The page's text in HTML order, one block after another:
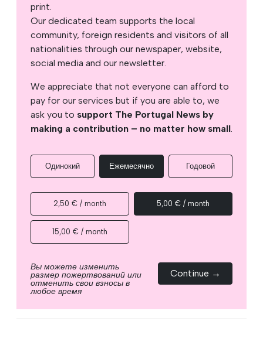
print.
Our dedicated team supports the local
community, foreign residents and visitors of all
nationalities through our newspaper, website,
social media and our newsletter.
We appreciate that not everyone can afford to
pay for our services but if you are able to, we
ask you to support The Portugal News by
making a contribution – no matter how small.
Одинокий Ежемесячно Годовой
2,50 € / month 5,00 € / month
15,00 € / month
Вы можете изменить
размер пожертвований или
отменить свои взносы в
любое время
Continue →